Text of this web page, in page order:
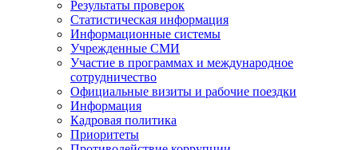
Результаты проверок
Статистическая информация
Информационные системы
Учрежденные СМИ
Участие в программах и международное
сотрудничество
Официальные визиты и рабочие поездки
Информация
Кадровая политика
Приоритеты